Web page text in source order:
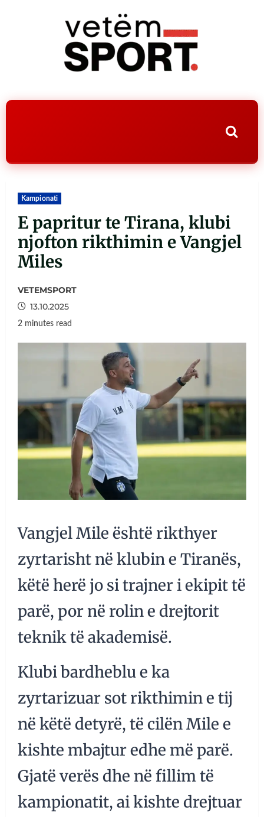
Kampionati
E papritur te Tirana, klubi
njofton rikthimin e Vangjel
Miles
VETEMSPORT
13.10.2025
2 minutes read
Vangjel Mile është rikthyer
zyrtarisht në klubin e Tiranës,
këtë herë jo si trajner i ekipit të
parë, por në rolin e drejtorit
teknik të akademisë.
Klubi bardheblu e ka
zyrtarizuar sot rikthimin e tij
në këtë detyrë, të cilën Mile e
kishte mbajtur edhe më parë.
Gjatë verës dhe në fillim të
kampionatit, ai kishte drejtuar